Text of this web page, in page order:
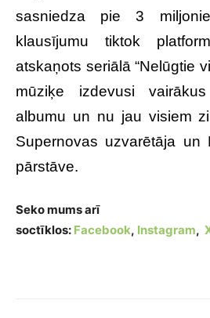
sasniedza pie 3
klausījumu tiktok
atskaņots seriālā “Nelūgtie
mūziķe izdevusi
albumu un nu jau visiem
Supernovas uzvarētāja un
pārstāve.
Seko mums arī
soctīklos: Facebook, Instagram,